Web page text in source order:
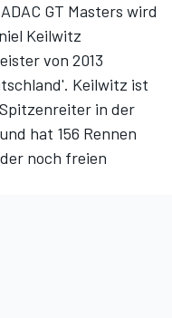
GT Masters wird
Keilwitz
von 2013
Keilwitz ist
in der
hat 156 Rennen
noch freien